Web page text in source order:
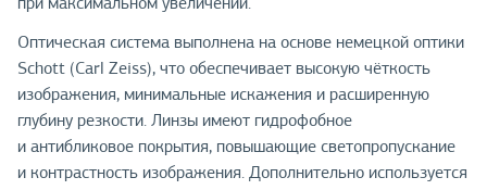
Оптическая система выполнена на основе немецкой оптики
Schott (Carl Zeiss), что обеспечивает высокую чёткость
изображения, минимальные искажения и расширенную
глубину резкости. Линзы имеют гидрофобное
и антибликовое покрытия, повышающие светопропускание
и контрастность изображения. Дополнительно используется